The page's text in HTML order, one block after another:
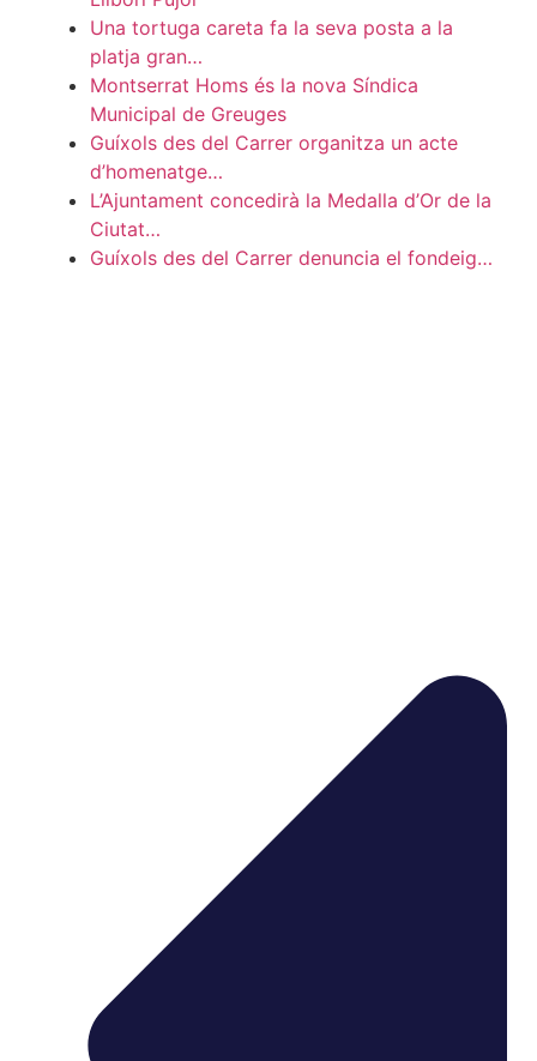
Una tortuga careta fa la seva posta a la
platja gran…
Montserrat Homs és la nova Síndica
Municipal de Greuges
Guíxols des del Carrer organitza un acte
d’homenatge…
L’Ajuntament concedirà la Medalla d’Or de la
Ciutat…
Guíxols des del Carrer denuncia el fondeig…